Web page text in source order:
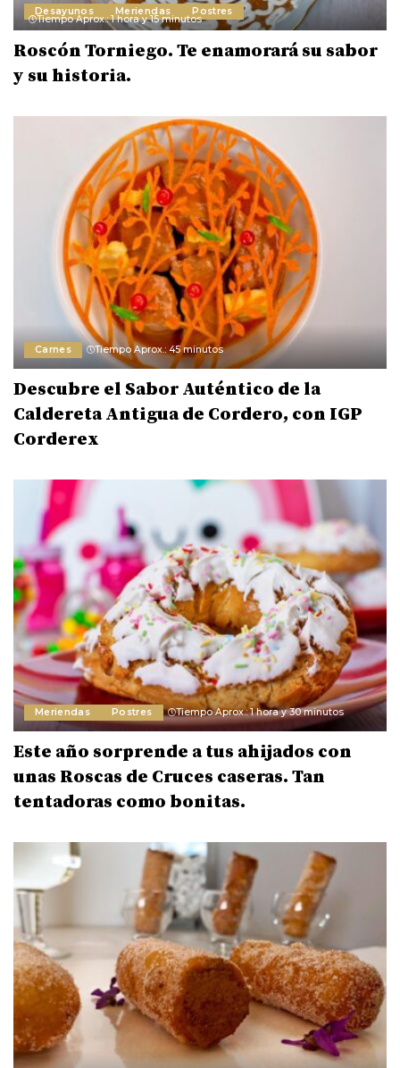
Desayunos Meriendas Postres
Tiempo Aprox.: 1 hora y 15 minutos
Roscón Torniego. Te enamorará su sabor
y su historia.
Carnes Tiempo Aprox.: 45 minutos
Descubre el Sabor Auténtico de la
Caldereta Antigua de Cordero, con IGP
Corderex
Meriendas Postres Tiempo Aprox.: 1 hora y 30 minutos
Este año sorprende a tus ahijados con
unas Roscas de Cruces caseras. Tan
tentadoras como bonitas.